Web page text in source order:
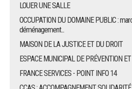
LOUER UNE SALLE
OCCUPATION DU DOMAINE PUBLIC :
déménagement...
MAISON DE LA JUSTICE ET DU DROIT
ESPACE MUNICIPAL DE PRÉVENTION
FRANCE SERVICES - POINT INFO 14